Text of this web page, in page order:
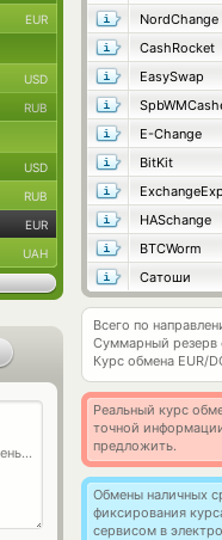
NordChange
CashRocket
EasySwap
E-Change
BitKit
HASchange
BTCWorm
Сатоши
Всего по
Суммарный резерв
Курс обмена EUR/
Реальный курс
точной
предложить.
Обмены наличных
фиксирования
сервисом в
EUR
USD
RUB
USD
RUB
EUR
UAH